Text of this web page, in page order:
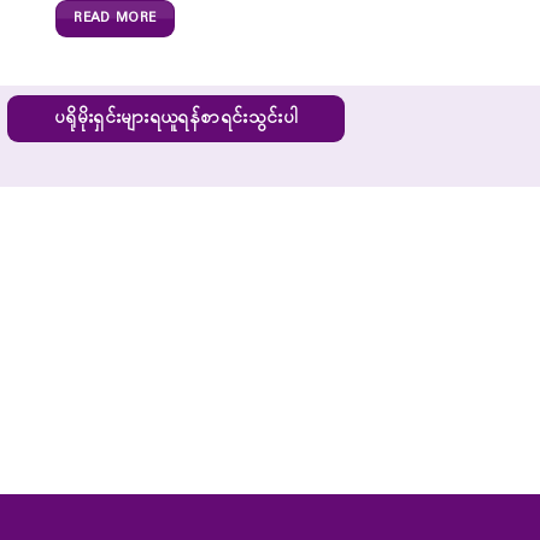
READ MORE
ပရိုမိုးရှင်းများရယူရန်စာရင်းသွင်းပါ